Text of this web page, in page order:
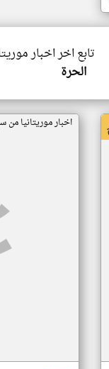
تابع اخر اخبار
الحرة
اخبار موريتانيا